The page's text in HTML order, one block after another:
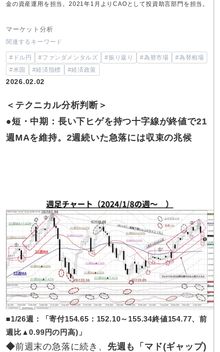
金の資産運用を担当。2021年1月よりCAOとして投資助言部門を担当。
マーケット分析
関連するキーワード
#ドル円 #ファンダメンタルズ #振り返り #為替市場
#為替相場
#米国
#経済指標 #経済政策
2026.02.02
＜テクニカル分析判断＞
●短・中期：長い下ヒゲを持つ十字線が終値で21
週MAを維持。2週続いた急落には収束の兆候
■1/26週：「寄付154.65 ： 152.10～155.34終値154.77、前
週比 ▲0.99円の 円高) 」
◆前週末の急落に続き、 先週も「マド(ギャップ)